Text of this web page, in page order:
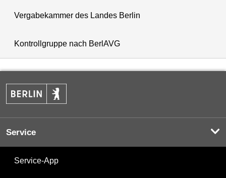
Vergabekammer des Landes Berlin
Kontrollgruppe nach BerlAVG
Service
Service-App